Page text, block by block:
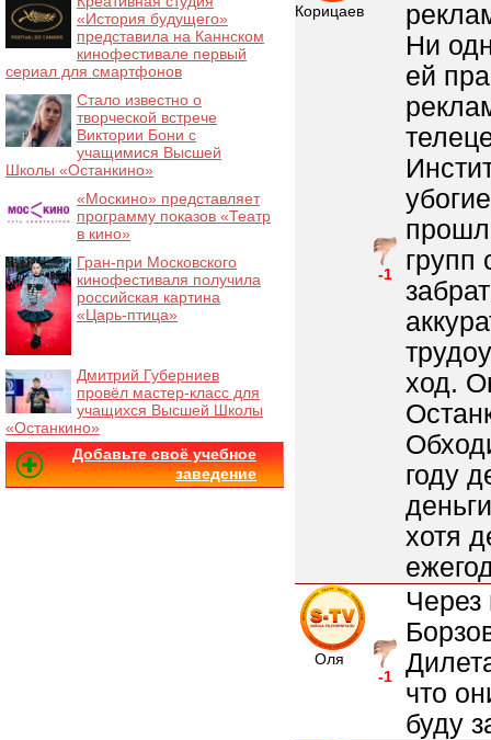
Корицаев
-1
Ни
ей
групп
ход.
году
хотя
Оля
-1
что
буду
«История будущего»
представила на Каннском
кинофестивале первый
сериал для смартфонов
Стало известно о
творческой встрече
Виктории Бони с
учащимися Высшей
Школы «Останкино»
«Москино» представляет
программу показов «Театр
в кино»
Гран-при Московского
кинофестиваля получила
российская картина
«Царь-птица»
Дмитрий Губерниев
провёл мастер-класс для
учащихся Высшей Школы
«Останкино»
Добавьте своё учебное
заведение